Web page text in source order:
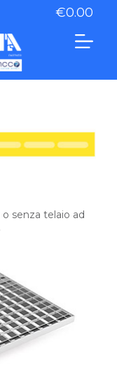
€0.00
senza telaio ad